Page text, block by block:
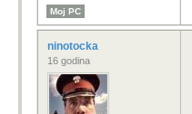
Moj PC
ninotocka
16 godina